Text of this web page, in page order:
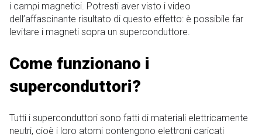
i campi magnetici. Potresti aver visto i video
dell’affascinante risultato di questo effetto: è possibile far
levitare i magneti sopra un superconduttore.
Come funzionano i
superconduttori?
Tutti i superconduttori sono fatti di materiali elettricamente
neutri, cioè i loro atomi contengono elettroni caricati